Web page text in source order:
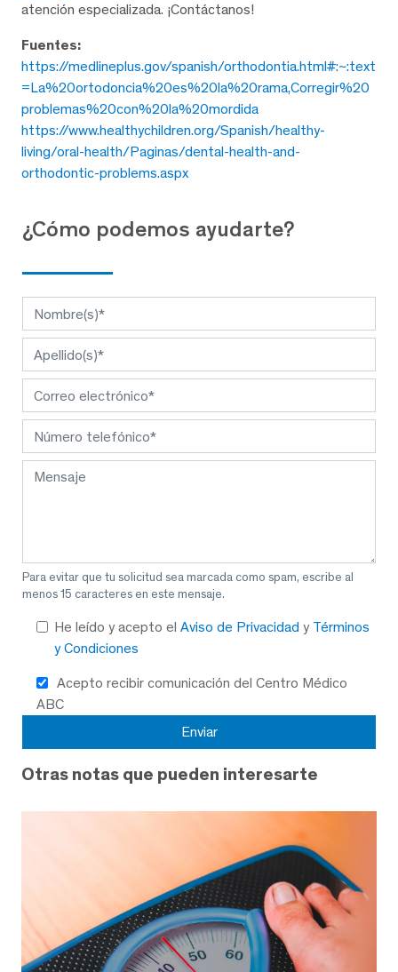
atención especializada. ¡Contáctanos!
Fuentes:
https://medlineplus.gov/spanish/orthodontia.html#:~:text
=La%20ortodoncia%20es%20la%20rama,Corregir%20
problemas%20con%20la%20mordida
https://www.healthychildren.org/Spanish/healthy-
living/oral-health/Paginas/dental-health-and-
orthodontic-problems.aspx
¿Cómo podemos ayudarte?
Para evitar que tu solicitud sea marcada como spam, escribe al
menos 15 caracteres en este mensaje.
He leído y acepto el Aviso de Privacidad y Términos
y Condiciones
Acepto recibir comunicación del Centro Médico
ABC
Otras notas que pueden interesarte